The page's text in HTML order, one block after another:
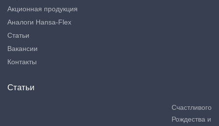
Акционная продукция
Аналоги Hansa-Flex
Статьи
Вакансии
Контакты
Статьи
Счастливого
Рождества и